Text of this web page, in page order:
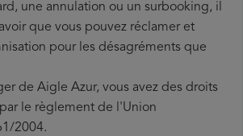
une annulation ou un surbooking, il
que vous pouvez réclamer et
pour les désagréments que
de Aigle Azur, vous avez des droits
le règlement de l'Union
2004.